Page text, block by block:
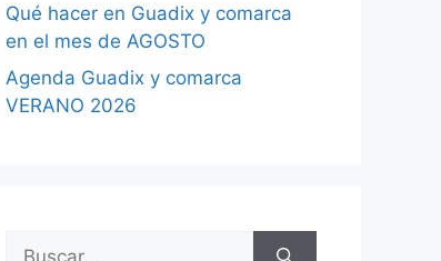
Qué hacer en Guadix y comarca
en el mes de AGOSTO
Agenda Guadix y comarca
VERANO 2026
Buscar: